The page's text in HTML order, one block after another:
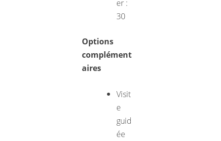
er :
30
Options
complément
aires
Visit
e
guid
ée